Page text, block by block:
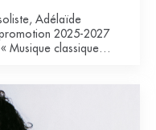
Adélaïde
2025-2027
Musique classique &